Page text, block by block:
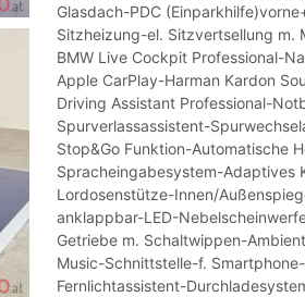
Glasdach-PDC
Sitzheizung-el. Sitzvertsellung m.
BMW Live Cockpit Professional-
Apple CarPlay-Harman Kardon
Driving Assistant Professional-
Spurverlassassistent-
Stop&Go Funktion-Automatische
Spracheingabesystem-Adaptives
Lordosenstütze-Innen/
anklappbar-LED-
Getriebe m. Schaltwippen-
Music-Schnittstelle-f.
Fernlichtassistent-